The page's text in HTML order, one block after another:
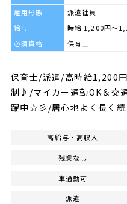
雇用形態
派遣社員
給与
時給 1,200円～
必須資格
保育士
保育士/派遣/高時給1,200
制♪/マイカー通勤OK＆交
躍中☆彡/居心地よく長く
高給与・高収入
残業なし
車通勤可
派遣